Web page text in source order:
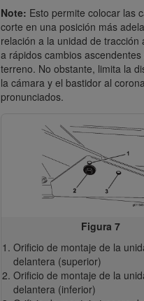
Note: Esto permite colocar las
corte en una posición más
relación a la unidad de tracción
a rápidos cambios ascendentes
terreno. No obstante, limita la
la cámara y el bastidor al
pronunciados.
Figura 7
Orificio de montaje de la
delantera (superior)
Orificio de montaje de la
delantera (inferior)